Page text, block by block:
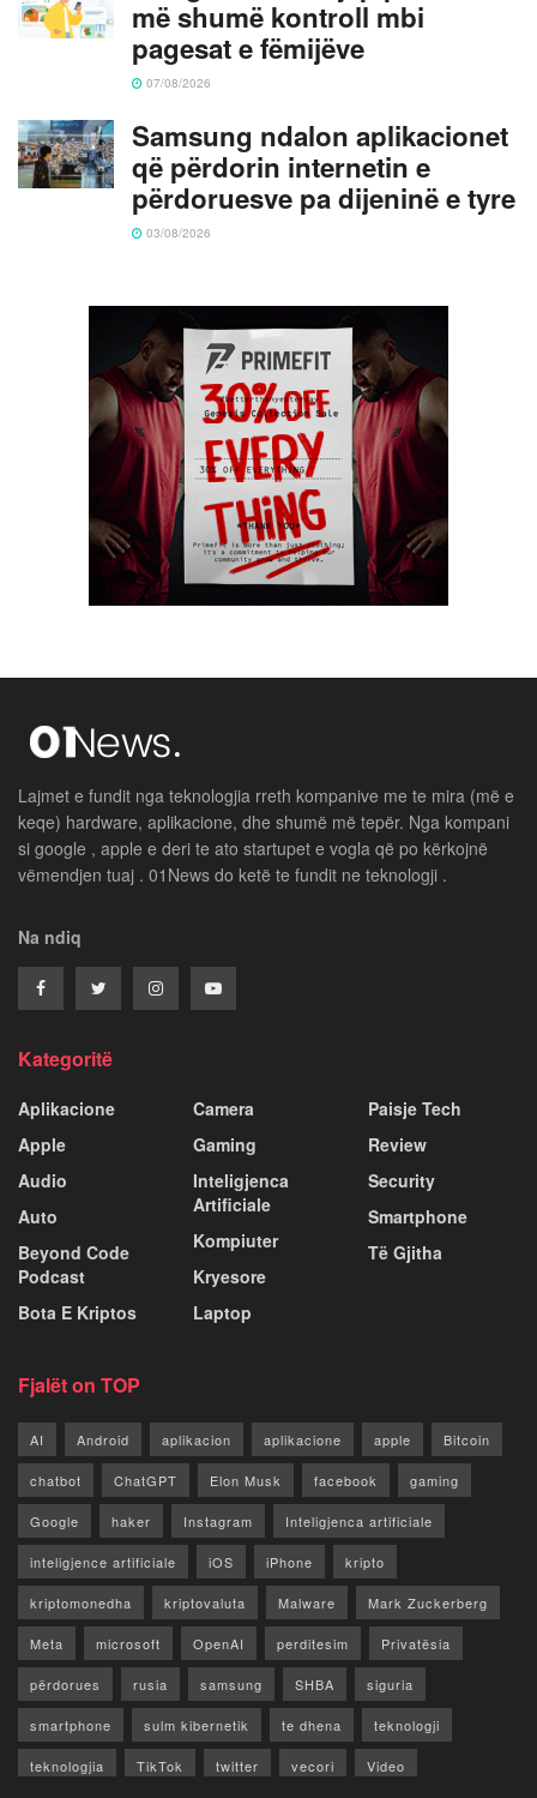
më shumë kontroll mbi
pagesat e fëmijëve
07/08/2026
Samsung ndalon aplikacionet
që përdorin internetin e
përdoruesve pa dijeninë e tyre
03/08/2026
Lajmet e fundit nga teknologjia rreth kompanive me te mira (më e
keqe) hardware, aplikacione, dhe shumë më tepër. Nga kompani
si google , apple e deri te ato startupet e vogla që po kërkojnë
vëmendjen tuaj . 01News do ketë te fundit ne teknologji .
Na ndiq
Kategoritë
Aplikacione
Apple
Audio
Auto
Beyond Code
Podcast
Bota E Kriptos
Camera
Gaming
Inteligjenca
Artificiale
Kompiuter
Kryesore
Laptop
Paisje Tech
Review
Security
Smartphone
Të Gjitha
Fjalët on TOP
AI Android aplikacion aplikacione apple Bitcoin
chatbot ChatGPT Elon Musk facebook gaming
Google haker Instagram Inteligjenca artificiale
inteligjence artificiale iOS iPhone kripto
kriptomonedha kriptovaluta Malware Mark Zuckerberg
Meta microsoft OpenAI perditesim Privatësia
përdorues rusia samsung SHBA siguria
smartphone sulm kibernetik te dhena teknologji
teknologjia TikTok twitter vecori Video